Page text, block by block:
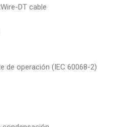
DT cable
de operación (IEC 60068-2)